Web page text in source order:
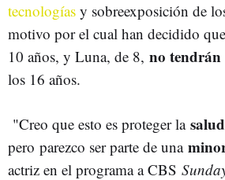
tecnologías y sobreexposición de
motivo por el cual han decidido
10 años, y Luna, de 8, no tendrán
los 16 años.
"Creo que esto es proteger la
pero parezco ser parte de una
actriz en el programa a CBS